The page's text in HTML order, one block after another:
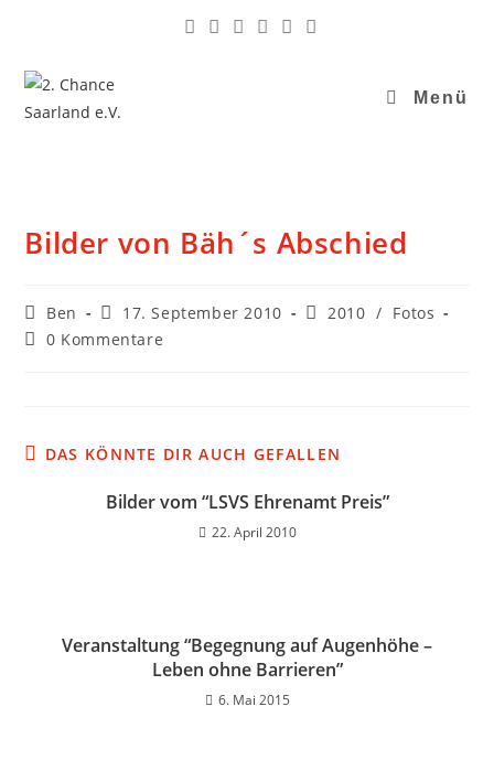
Menü
Bilder von Bäh´s Abschied
Ben 17. September 2010 2010 / Fotos
0 Kommentare
DAS KÖNNTE DIR AUCH GEFALLEN
Bilder vom “LSVS Ehrenamt Preis”
22. April 2010
Veranstaltung “Begegnung auf Augenhöhe –
Leben ohne Barrieren”
6. Mai 2015